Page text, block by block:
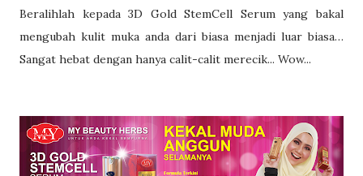
Beralihlah kepada 3D Gold StemCell Serum yang bakal
mengubah kulit muka anda dari biasa menjadi luar biasa…
Sangat hebat dengan hanya calit-calit merecik... Wow...